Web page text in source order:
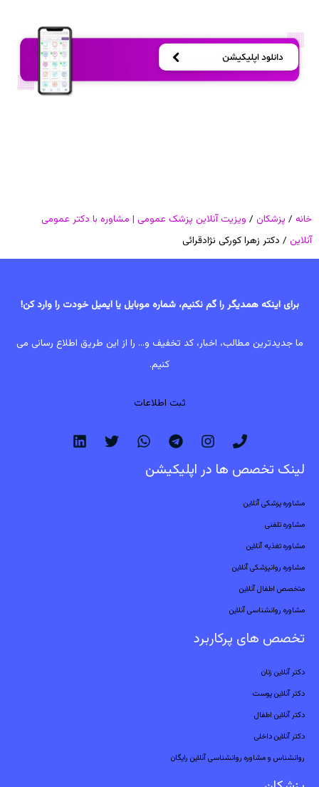
خانه / پزشکان / ویزیت آنلاین پزشک عمومی | مشاوره با دکتر عمومی
آنلاین / دکتر زهرا کورکی نژادقرائی
برای اینکه همدیگر را گم نکنیم، شماره موبایل یا ایمیل خودت را وارد کن!
ما جدیدترین مطالب، اخبار، کد تخفیف و... را از این طریق اطلاع رسانی می
کنیم.
ثبت اطلاعات
لینک تخصص ها در اپلیکیشن
مشاوره پزشکی آنلاین
مشاوره تلفنی
مشاوره تغذیه آنلاین
مشاوره روانپزشکی آنلاین
متخصص اطفال آنلاین
مشاوره روانشناسی آنلاین
تخصص های پرکاربرد
دکتر آنلاین زنان
دکتر آنلاین پوست
دکتر آنلاین اطفال
دکتر آنلاین داخلی
روانشناس و مشاوره روانشناسی آنلاین رایگان